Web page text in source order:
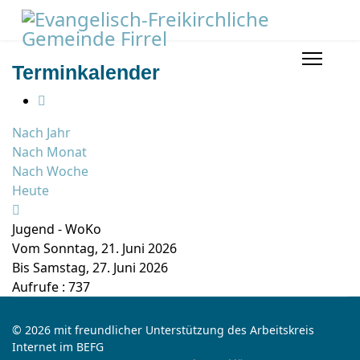
Terminkalender
Nach Jahr
Nach Monat
Nach Woche
Heute
Jugend - WoKo
Vom Sonntag, 21. Juni 2026
Bis Samstag, 27. Juni 2026
Aufrufe : 737
© 2026 mit freundlicher Unterstützung des Arbeitskreis
Internet im BEFG